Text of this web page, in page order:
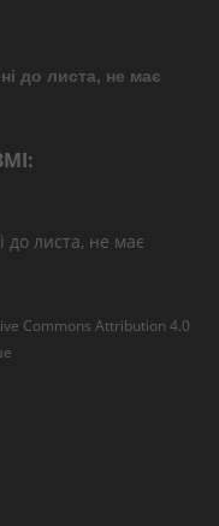
до листа, не має
ЗМІ:
до листа, не має
Commons Attribution 4.0